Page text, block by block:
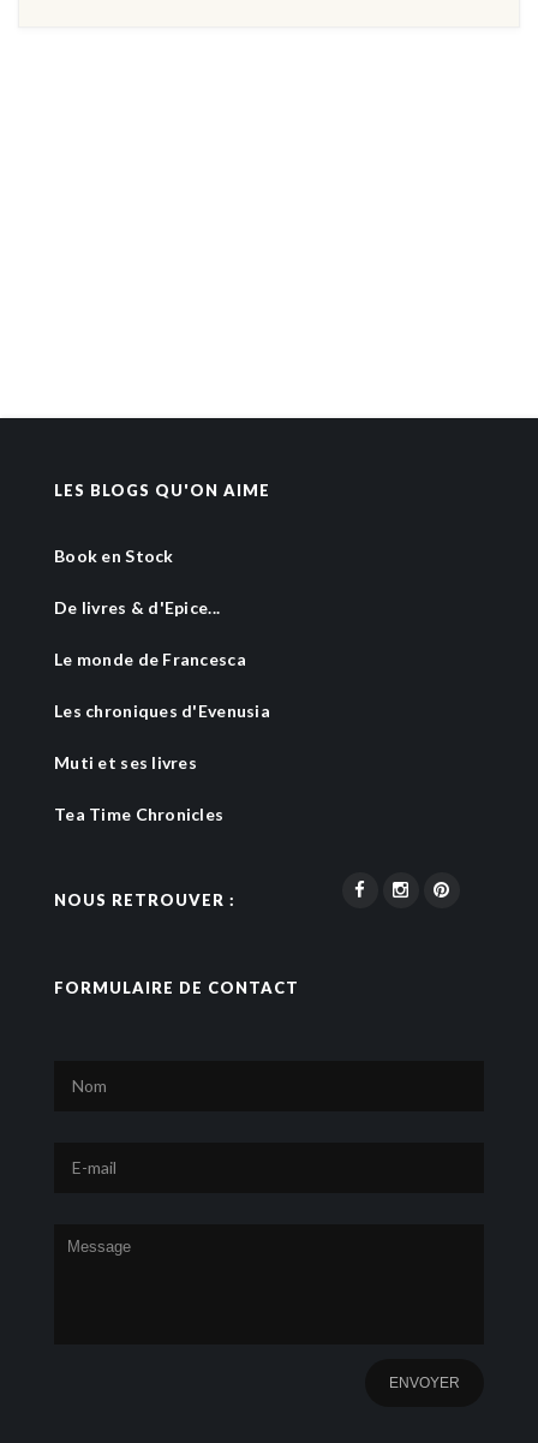
LES BLOGS QU'ON AIME
Book en Stock
De livres & d'Epice...
Le monde de Francesca
Les chroniques d'Evenusia
Muti et ses livres
Tea Time Chronicles
NOUS RETROUVER :
FORMULAIRE DE CONTACT